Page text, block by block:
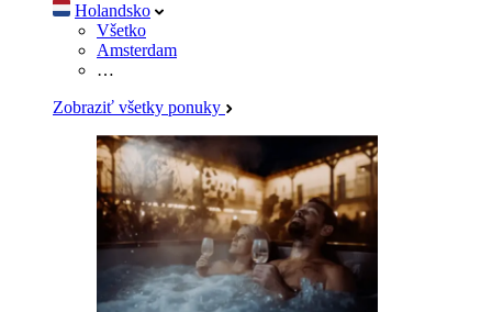
Holandsko
Všetko
Amsterdam
…
Zobraziť všetky ponuky